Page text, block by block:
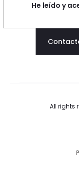
He leído y
All rights